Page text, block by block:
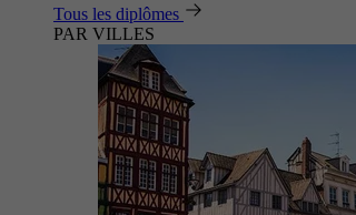
Tous les diplômes
PAR VILLES